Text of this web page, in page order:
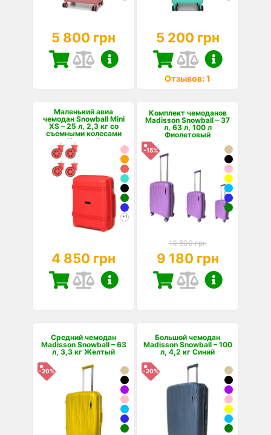
5 800 грн 5 200 грн
Отзывов: 1
Маленький авиа
чемодан Snowball Mini
XS – 25 л, 2,3 кг со
съемными колесами
Красный
+1
4 850 грн
Комплект чемоданов
Madisson Snowball – 37
л, 63 л, 100 л
Фиолетовый
-15%
10 800 грн
9 180 грн
Средний чемодан
Madisson Snowball – 63
л, 3,3 кг Желтый
-20%
Большой чемодан
Madisson Snowball – 100
л, 4,2 кг Синий
-20%